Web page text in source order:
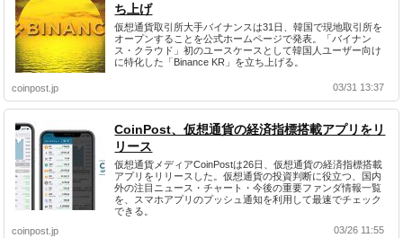
ち上げ
仮想通貨取引所大手バイナンスは31日、韓国で現地取引所を
オープンすることを公式ホームページで発表。「バイナン
ス・クラウド」初のユースケースとして韓国人ユーザー向け
に特化した「Binance KR」を立ち上げる。
coinpost.jp 03/31 13:37
CoinPost、仮想通貨の経済指標搭載アプリをリ
リース
仮想通貨メディアCoinPostは26日、仮想通貨の経済指標搭載
アプリをリリースした。仮想通貨の投資判断に役立つ、国内
外の注目ニュース・チャート・今後の重要ファンダ情報一覧
を、スマホアプリのプッシュ通知を利用して最速でチェック
できる。
coinpost.jp
03/26 11:55